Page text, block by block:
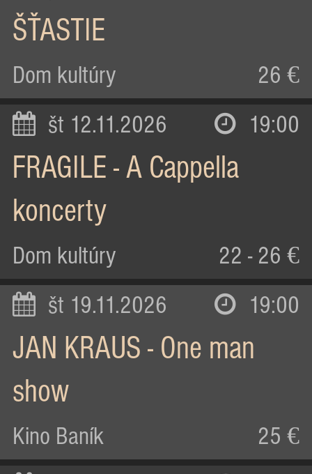
ŠŤASTIE
Dom kultúry 26 €
št 12.11.2026 19:00
FRAGILE - A Cappella
koncerty
Dom kultúry 22 - 26 €
št 19.11.2026 19:00
JAN KRAUS - One man
show
Kino Baník 25 €